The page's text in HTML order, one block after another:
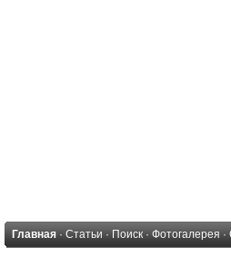
Главная · Статьи · Поиск · Фотогалерея ·